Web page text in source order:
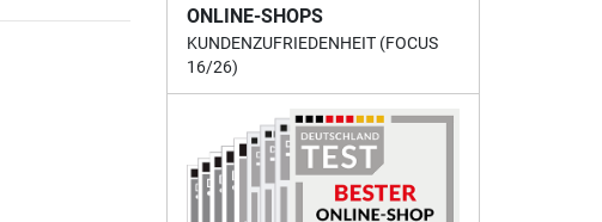
ONLINE-SHOPS
KUNDENZUFRIEDENHEIT (FOCUS
16/26)